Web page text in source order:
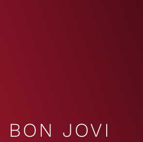
BON JOVI